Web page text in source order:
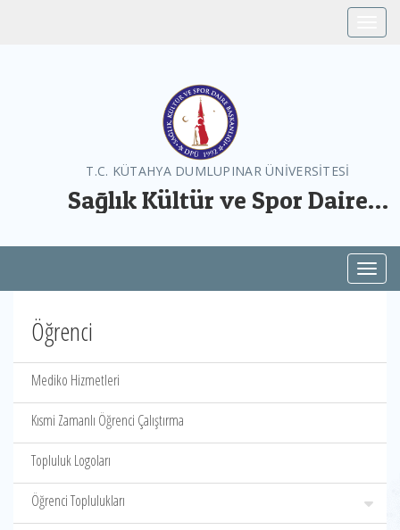
T.C. KÜTAHYA DUMLUPINAR ÜNİVERSİTESİ
Sağlık Kültür ve Spor Daire
Öğrenci
Mediko Hizmetleri
Kısmi Zamanlı Öğrenci Çalıştırma
Topluluk Logoları
Öğrenci Toplulukları